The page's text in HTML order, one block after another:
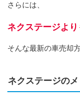
さらには、
ネクステージよ
そんな最新の車売却
ネクステージのメ